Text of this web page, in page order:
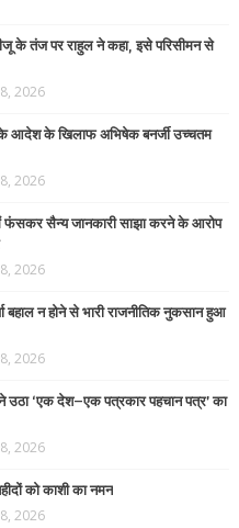
के तंज पर राहुल ने कहा, इसे परिसीमन से
2026
आदेश के खिलाफ अभिषेक बनर्जी उच्चतम
2026
फंसकर सैन्य जानकारी साझा करने के आरोप
2026
बहाल न होने से भारी राजनीतिक नुकसान हुआ
2026
‘एक देश–एक पत्रकार पहचान पत्र’ का
2026
को काशी का नमन
2026